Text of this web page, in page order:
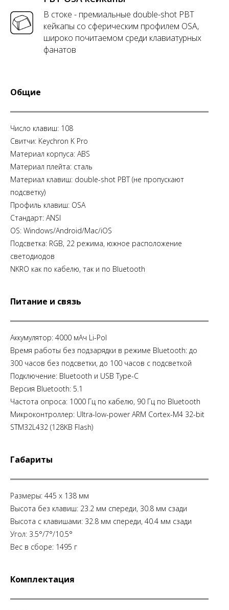
В стоке - премиальные double-shot PBT
кейкапы со сферическим профилем OSA,
широко почитаемом среди клавиатурных
фанатов
Общие
Число клавиш: 108
Свитчи: Keychron K Pro
Материал корпуса: ABS
Материал плейта: сталь
Материал клавиш: double-shot PBT (не пропускают
подсветку)
Профиль клавиш: OSA
Стандарт: ANSI
OS: Windows/Android/Mac/iOS
Подсветка: RGB, 22 режима, южное расположение
светодиодов
NKRO как по кабелю, так и по Bluetooth
Питание и связь
Аккумулятор: 4000 мАч Li-Pol
Время работы без подзарядки в режиме Bluetooth: до
300 часов без подсветки, до 100 часов с подсветкой
Подключение: Bluetooth и USB Type-C
Версия Bluetooth: 5.1
Частота опроса: 1000 Гц по кабелю, 90 Гц по Bluetooth
Микроконтроллер: Ultra-low-power ARM Cortex-M4 32-bit
STM32L432 (128KB Flash)
Габариты
Размеры: 445 x 138 мм
Высота без клавиш: 23.2 мм спереди, 30.8 мм сзади
Высота с клавишами: 32.8 мм спереди, 40.4 мм сзади
Угол: 3.5°/7°/10.5°
Вес в сборе: 1495 г
Комплектация